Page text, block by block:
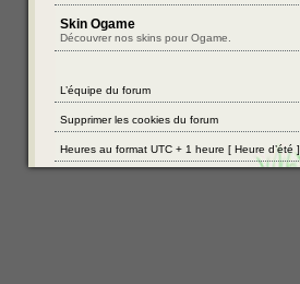
Skin Ogame
Découvrer nos skins pour Ogame.
L’équipe du forum
Supprimer les cookies du forum
Heures au format UTC + 1 heure [ Heure d’été ]